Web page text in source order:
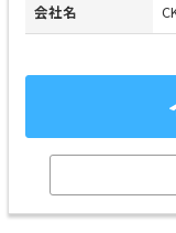
会社名